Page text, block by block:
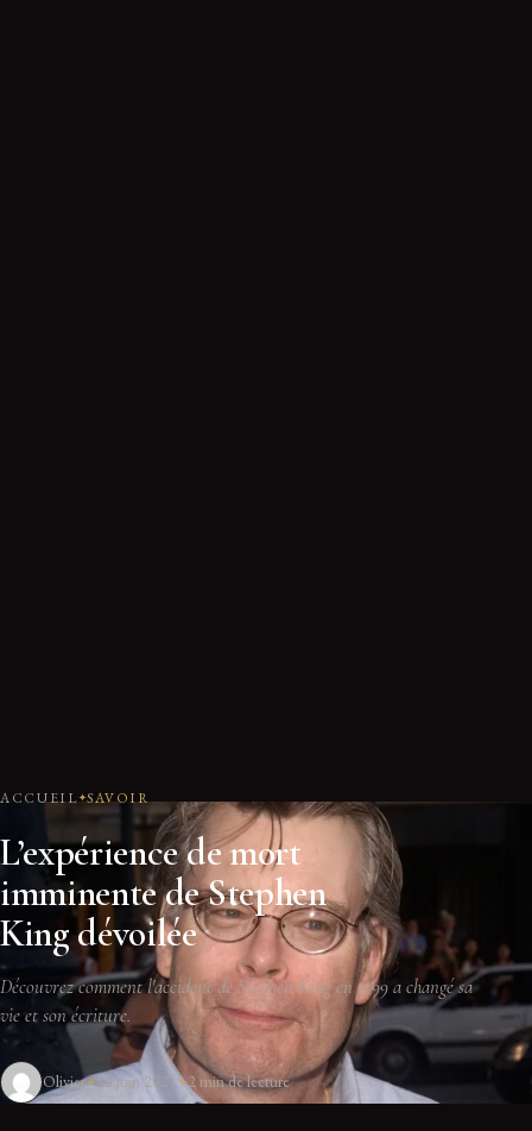
ACCUEIL SAVOIR
L’expérience de mort
imminente de Stephen
King dévoilée
Découvrez comment l'accident de Stephen King en 1999 a changé sa
vie et son écriture.
Olivier 22 juin 2021 2 min de lecture